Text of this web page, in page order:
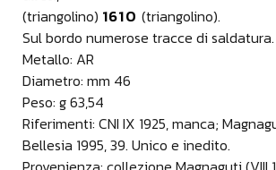
(triangolino) 1610 (triangolino).
Sul bordo numerose tracce di saldatura.
Metallo: AR
Diametro: mm 46
Peso: g 63,54
Riferimenti: CNI IX 1925, manca;
Bellesia 1995, 39. Unico e inedito.